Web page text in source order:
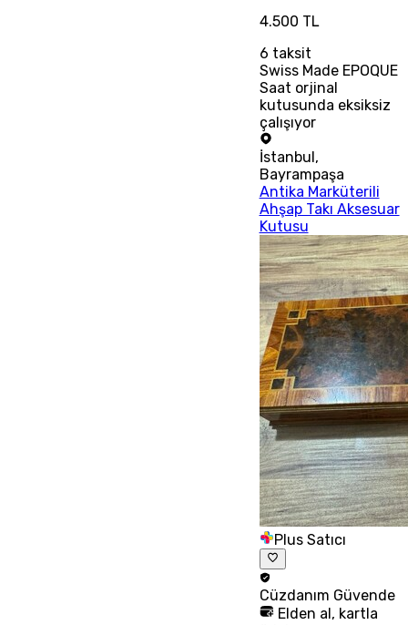
4.500 TL
6 taksit
Swiss Made EPOQUE
Saat orjinal
kutusunda eksiksiz
çalışıyor
İstanbul ,
Bayrampaşa
Antika Marküterili
Ahşap Takı Aksesuar
Kutusu
Plus Satıcı
Cüzdanım Güvende
Elden al, kartla